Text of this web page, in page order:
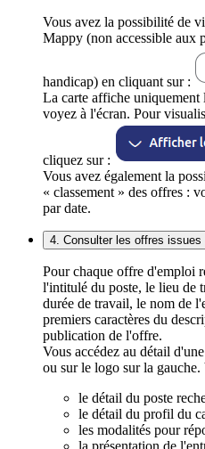
Vous avez la possibilité de
Mappy (non accessible aux
handicap) en cliquant sur :
La carte affiche
voyez à l'écran. Pour
cliquez sur :
Vous avez également la
« classement » des offres :
par date.
4. Consulter les offres issues
Pour chaque offre d'emploi
l'intitulé du poste, le lieu de
durée de travail, le nom de
premiers caractères du
publication de l'offre.
Vous accédez au détail
ou sur le logo sur la gauche.
le détail du poste
le détail du profil du
les modalités pour
la présentation de